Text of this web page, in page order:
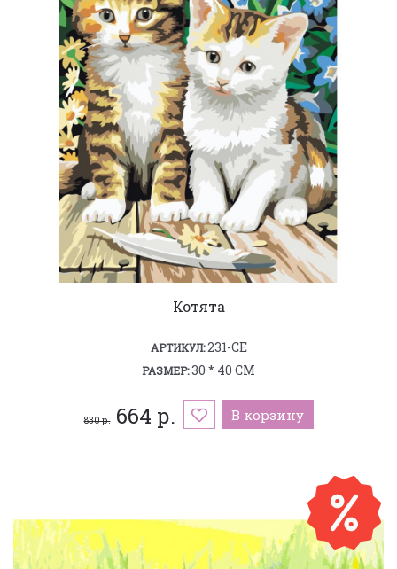
Котята
АРТИКУЛ:231-CE
РАЗМЕР:30 * 40 СМ
830 р.664 р. В корзину